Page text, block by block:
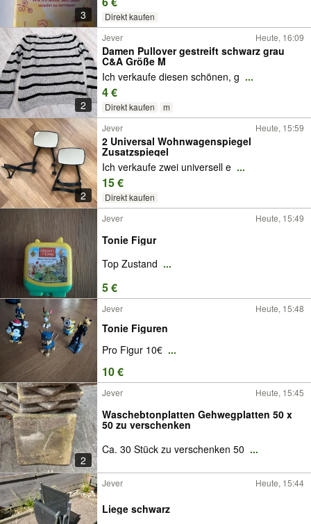
3 Direkt kaufen
2
Jever Heute, 16:09
Damen Pullover gestreift schwarz grau
C&A Größe M
Ich verkaufe diesen schönen, g ...
4 €
Direkt kaufen m
2
Jever Heute, 15:59
2 Universal Wohnwagenspiegel
Zusatzspiegel
Ich verkaufe zwei universell e ...
15 €
Direkt kaufen
Jever
Heute, 15:49
Tonie Figur
Top Zustand ...
5 €
Jever Heute, 15:48
Tonie Figuren
Pro Figur 10€ ...
10 €
2
Jever Heute, 15:45
Waschebtonplatten Gehwegplatten 50 x
50 zu verschenken
Ca. 30 Stück zu verschenken 50 ...
Jever Heute, 15:44
Liege schwarz